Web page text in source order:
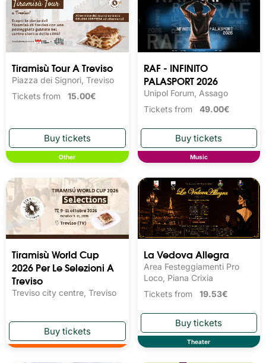
Tiramisù Tour A Treviso
Piazza dei Signori, Treviso
Tickets from 15.00€
Other
RAF - INFINITO
PALASPORT 2026
Unipol Forum, Assago
Tickets from 49.00€
Music
Tiramisù World Cup
2026 Per Le Selezioni A
Treviso
Treviso city centre, Treviso
La Vedova Allegra
Area Festeggiamenti Pro
Loco, Piana Crixia
Tickets from 19.53€
Theater